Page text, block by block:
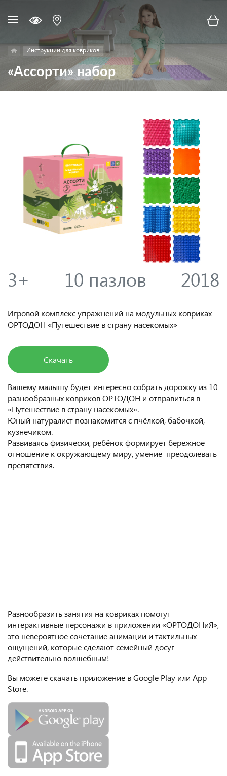
Инструкции для ковриков
«Ассорти» набор
3+ 10 пазлов 2018
Игровой комплекс упражнений на модульных ковриках
ОРТОДОН «Путешествие в страну насекомых»
Скачать
Вашему малышу будет интересно собрать дорожку из 10
разнообразных ковриков ОРТОДОН и отправиться в
«Путешествие в страну насекомых».
Юный натуралист познакомится с пчёлкой, бабочкой,
кузнечиком.
Развиваясь физически, ребёнок формирует бережное
отношение к окружающему миру, умение преодолевать
препятствия.
Разнообразить занятия на ковриках помогут
интерактивные персонажи в приложении «ОРТОДОНиЯ»,
это невероятное сочетание анимации и тактильных
ощущений, которые сделают семейный досуг
действительно волшебным!
Вы можете скачать приложение в Google Play или App
Store.